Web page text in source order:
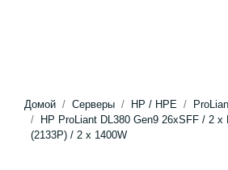
Домой Серверы HP / HPE
HP ProLiant DL380 Gen9 26xSFF / 2
(2133P) / 2 x 1400W